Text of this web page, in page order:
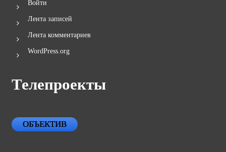
Войти
Лента записей
Лента комментариев
WordPress.org
Телепроекты
ОБЪЕКТИВ